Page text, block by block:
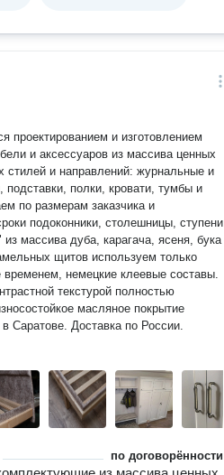
проектированием и изготовлением
и аксессуаров из массива ценных
стилей и направлений: журнальные и
полки, кровати, тумбы и
подоконники, столешницы, ступени
массива дуба, карагача, ясеня, бука
щитов используем только
временем, немецкие клеевые составы.
текстурой полностью
масляное покрытие
в Саратове. Доставка по России.
по договорённости